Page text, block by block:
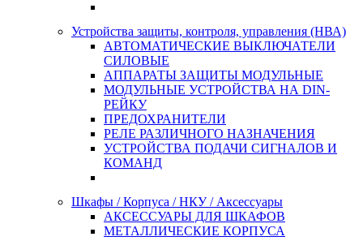
Устройства защиты, контроля, управления (НВА)
АВТОМАТИЧЕСКИЕ ВЫКЛЮЧАТЕЛИ
СИЛОВЫЕ
АППАРАТЫ ЗАЩИТЫ МОДУЛЬНЫЕ
МОДУЛЬНЫЕ УСТРОЙСТВА НА DIN-
РЕЙКУ
ПРЕДОХРАНИТЕЛИ
РЕЛЕ РАЗЛИЧНОГО НАЗНАЧЕНИЯ
УСТРОЙСТВА ПОДАЧИ СИГНАЛОВ И
КОМАНД
Шкафы / Корпуса / НКУ / Аксессуары
АКСЕССУАРЫ ДЛЯ ШКАФОВ
МЕТАЛЛИЧЕСКИЕ КОРПУСА